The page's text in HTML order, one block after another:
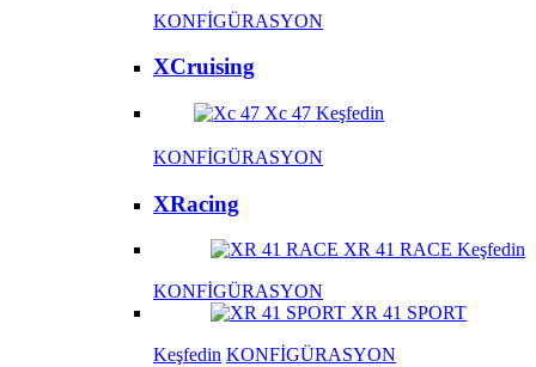
KONFİGÜRASYON
XCruising
Xc 47 Keşfedin
KONFİGÜRASYON
XRacing
XR 41 RACE Keşfedin
KONFİGÜRASYON
XR 41 SPORT
Keşfedin KONFİGÜRASYON